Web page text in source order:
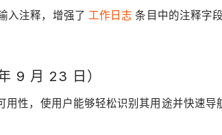
入注释，增强了 工作日志 条目中的注释字
9 月 23 日）
性，使用户能够轻松识别其用途并快速导